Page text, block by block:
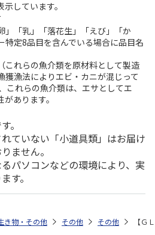
しています。
」「乳」「落花生」「えび」「か
特定8品目を含んでいる場合に品目名
れらの魚介類を原材料として製造
獲漁法によりエビ・カニが混じって
これらの魚介類は、エサとしてエ
あります。
。
ていない「小道具類」はお届け
ません。
パソコンなどの環境により、実
す。
き物・その他 その他 その他 【Ｇ